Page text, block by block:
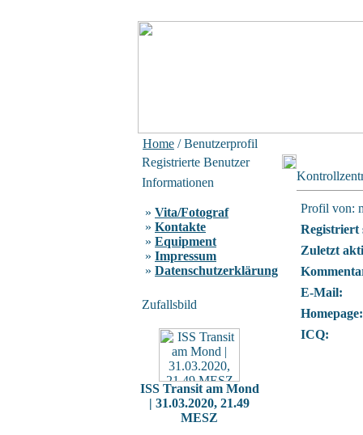
Home / Benutzerprofil
Registrierte Benutzer
Informationen
» Vita/Fotograf
» Kontakte
» Equipment
» Impressum
» Datenschutzerklärung
Zufallsbild
ISS Transit am Mond
| 31.03.2020, 21.49
MESZ
Profil von:
Registriert
Zuletzt
E-Mail:
Homepage:
ICQ: